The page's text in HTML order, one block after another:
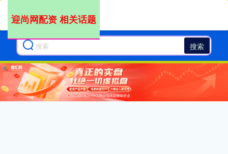
搜索
迎尚网配资 相关话题